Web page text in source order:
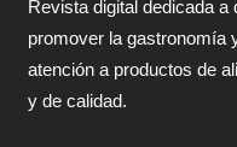
Revista digital dedicada
promover la gastronomía
atención a productos de
y de calidad.